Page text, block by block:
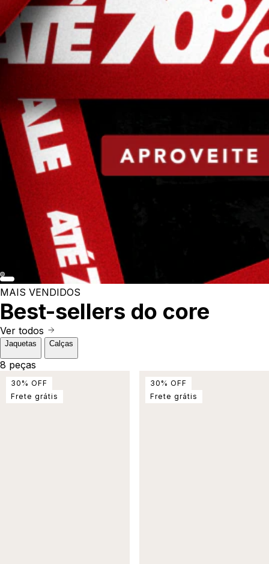
MAIS VENDIDOS
Best-sellers do core
Ver todos
Jaquetas Calças
8 peças
30 % OFF
Frete grátis
30 % OFF
Frete grátis